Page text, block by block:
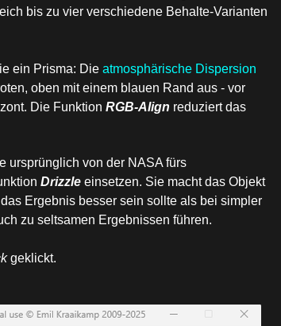
bis zu vier verschiedene Behalte-Varianten
ein Prisma: Die atmosphärische Dispersion
oben mit einem blauen Rand aus - vor
Die Funktion RGB-Align reduziert das
ursprünglich von der NASA fürs
Drizzle einsetzen. Sie macht das Objekt
Ergebnis besser sein sollte als bei simpler
zu seltsamen Ergebnissen führen.
geklickt.